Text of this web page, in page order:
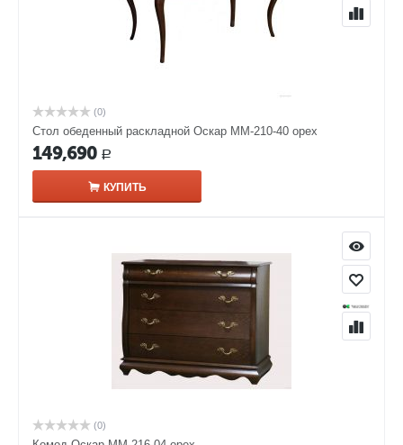
(0)
Стол обеденный раскладной Оскар ММ-210-40 орех
149,690 Р
КУПИТЬ
(0)